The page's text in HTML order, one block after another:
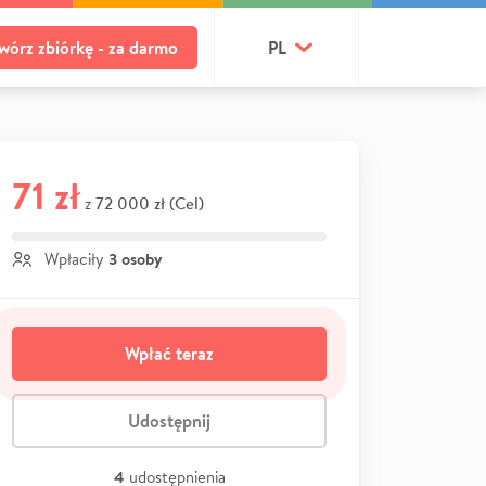
zbiórkę - za darmo PL
71 zł z 72 000 zł (Cel)
Wpłaciły 3 osoby
Wpłać teraz
Udostępnij
4 udostępnienia